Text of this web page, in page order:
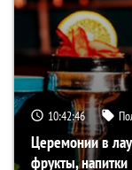
10:42:45
Церемонии в
фрукты, напитки